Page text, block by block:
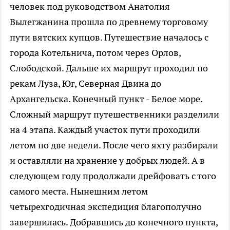
человек под руководством Анатолия
Вылегжанина прошла по древнему торговому
пути вятских купцов. Путешествие началось с
города Котельнича, потом через Орлов,
Слободской. Дальше их маршрут проходил по
рекам Луза, Юг, Северная Двина до
Архангельска. Конечный пункт - Белое море.
Сложный маршрут путешественники разделили
на 4 этапа. Каждый участок пути проходили
летом по две недели. После чего яхту разбирали
и оставляли на хранение у добрых людей. А в
следующем году продолжали дрейфовать с того
самого места. Нынешним летом
четырехгодичная экспедиция благополучно
завершилась. Добравшись до конечного пункта,